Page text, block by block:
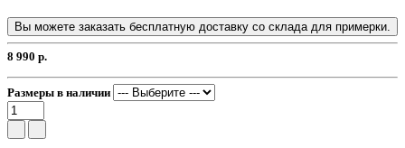
Вы можете заказать бесплатную доставку со склада для примерки.
8 990 р.
Размеры в наличии